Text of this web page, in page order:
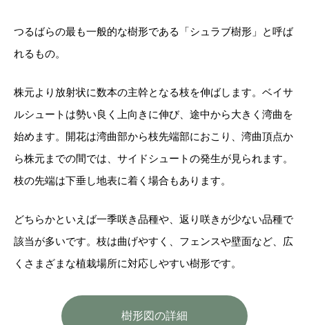
つるばらの最も一般的な樹形である「シュラブ樹形」と呼ば
れるもの。
株元より放射状に数本の主幹となる枝を伸ばします。ベイサ
ルシュートは勢い良く上向きに伸び、途中から大きく湾曲を
始めます。開花は湾曲部から枝先端部におこり、湾曲頂点か
ら株元までの間では、サイドシュートの発生が見られます。
枝の先端は下垂し地表に着く場合もあります。
どちらかといえば一季咲き品種や、返り咲きが少ない品種で
該当が多いです。枝は曲げやすく、フェンスや壁面など、広
くさまざまな植栽場所に対応しやすい樹形です。
樹形図の詳細